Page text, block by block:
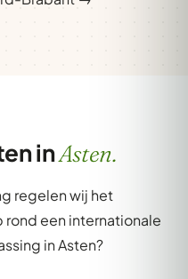
inAsten.
regelen wij het
een internationale
in Asten?